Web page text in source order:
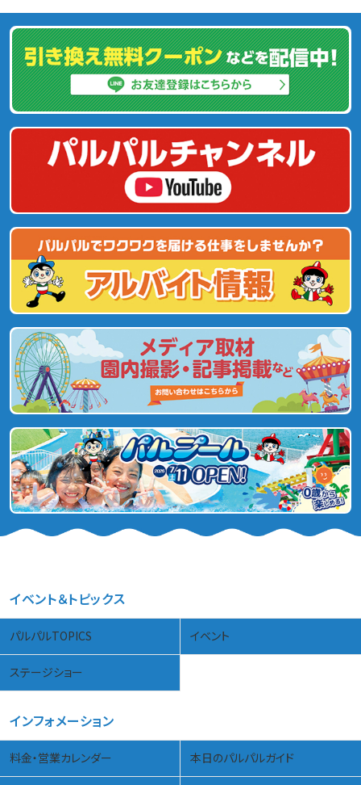
イベント＆トピックス
パルパルTOPICS イベント
ステージショー
インフォメーション
料金・営業カレンダー 本日のパルパルガイド